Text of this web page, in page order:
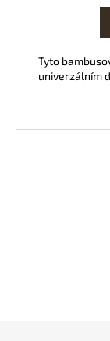
Tyto
univerzálním